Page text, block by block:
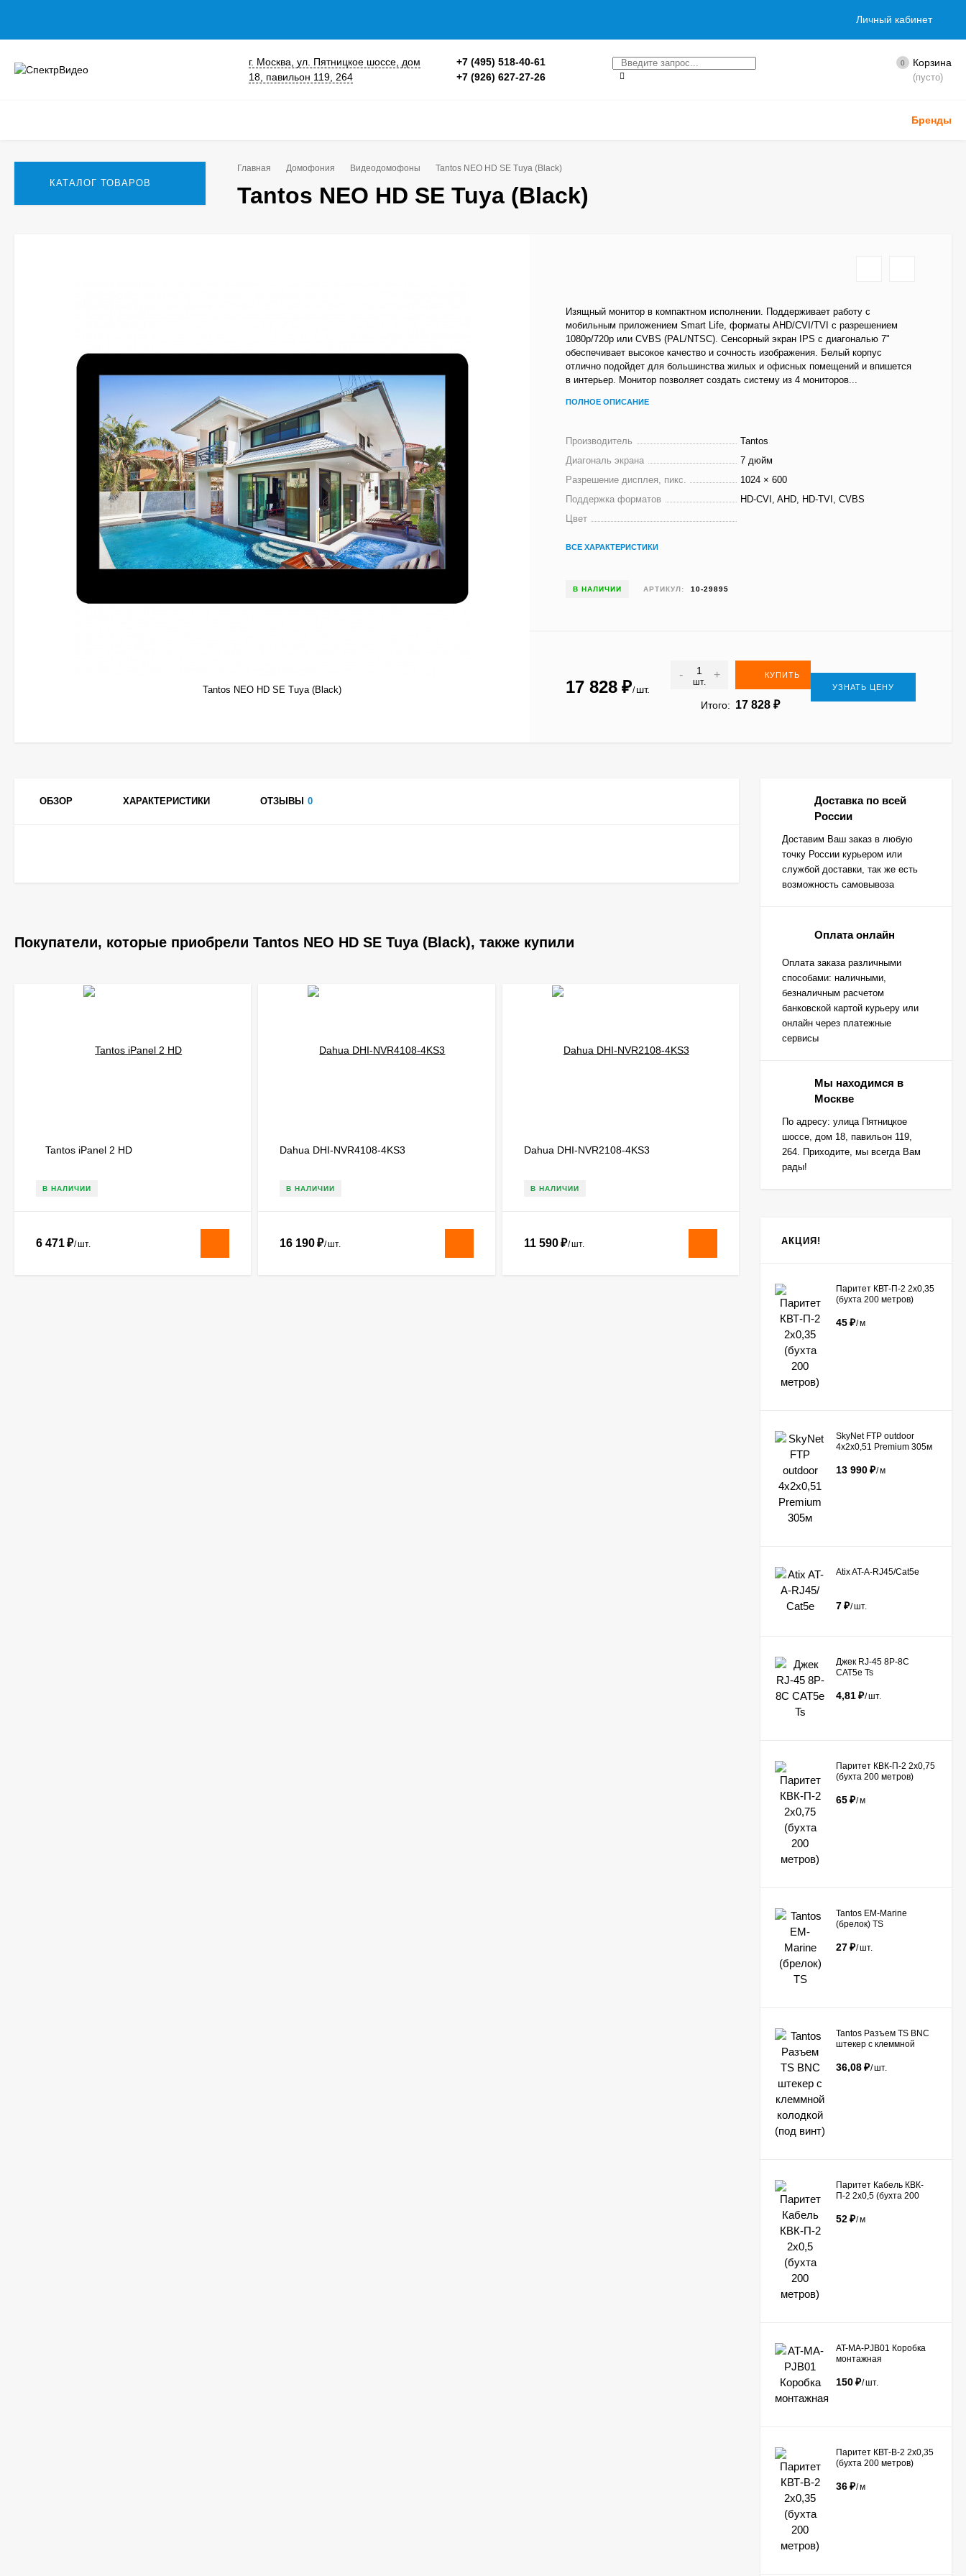
Личный кабинет
г. Москва, ул. Пятницкое шоссе, дом
18, павильон 119, 264
+7 (495) 518-40-61
+7 (926) 627-27-26
0 Корзина
(пусто)
Бренды
КАТАЛОГ ТОВАРОВ
Главная Домофония Видеодомофоны Tantos NEO HD SE Tuya (Black)
Tantos NEO HD SE Tuya (Black)
Tantos NEO HD SE Tuya (Black)
Изящный монитор в компактном исполнении. Поддерживает работу с
мобильным приложением Smart Life, форматы AHD/CVI/TVI с разрешением
1080p/720p или CVBS (PAL/NTSC). Сенсорный экран IPS с диагональю 7"
обеспечивает высокое качество и сочность изображения. Белый корпус
отлично подойдет для большинства жилых и офисных помещений и впишется
в интерьер. Монитор позволяет создать систему из 4 мониторов...
ПОЛНОЕ ОПИСАНИЕ
Производитель
Tantos
Диагональ экрана
7 дюйм
Разрешение дисплея, пикс.
1024 × 600
Поддержка форматов
HD-CVI, AHD, HD-TVI, CVBS
Цвет
ВСЕ ХАРАКТЕРИСТИКИ
В НАЛИЧИИ АРТИКУЛ: 10-29895
17 828 ₽/ шт.
-
шт.
+ КУПИТЬ
Итого: 17 828₽
УЗНАТЬ ЦЕНУ
ОБЗОР ХАРАКТЕРИСТИКИ ОТЗЫВЫ 0
Покупатели, которые приобрели Tantos NEO HD SE Tuya (Black), также купили
Tantos iPanel 2 HD
В НАЛИЧИИ
6 471₽/шт.
Dahua DHI-NVR4108-4KS3
В НАЛИЧИИ
16 190₽/шт.
Dahua DHI-NVR2108-4KS3
В НАЛИЧИИ
11 590 ₽/шт.
Козырек к электромеханическому замку
590₽/шт.
Доставка по всей
России
Доставим Ваш заказ в любую
точку России курьером или
службой доставки, так же есть
возможность самовывоза
Оплата онлайн
Оплата заказа различными
способами: наличными,
безналичным расчетом
банковской картой курьеру или
онлайн через платежные
сервисы
Мы находимся в
Москве
По адресу: улица Пятницкое
шоссе, дом 18, павильон 119,
264. Приходите, мы всегда Вам
рады!
АКЦИЯ!
Паритет КВТ-П-2 2х0,35
(бухта 200 метров)
45₽/м
​SkyNet FTP outdoor
4x2x0,51 Premium 305м
13 990₽/м
Atix AT-A-RJ45/Сat5e
7₽/шт.
Джек RJ-45 8P-8C
CAT5e Ts
4,81₽/шт.
Паритет КВК-П-2 2х0,75
(бухта 200 метров)
65₽/м
Tantos EM-Marine
(брелок) TS
27₽/шт.
Tantos Разъем TS BNC
штекер с клеммной
36,08₽/шт.
Паритет Кабель КВК-
П-2 2х0,5 (бухта 200
52₽/м
AT-MA-PJB01 Коробка
монтажная
150₽/шт.
Паритет КВТ-В-2 2х0,35
(бухта 200 метров)
36₽/м